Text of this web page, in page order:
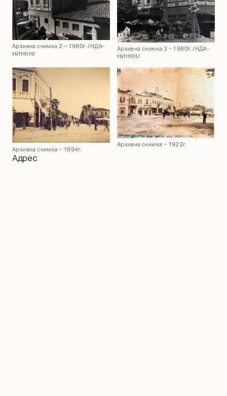
Архивна снимка 2 ~ 1980г. /НДА-
НИНКН/
Архивна снимка 3 ~ 1980г. /НДА-
НИНКН/
Архивна снимка ~ 1894г.
Архивна снимка ~ 1922г.
Адрес